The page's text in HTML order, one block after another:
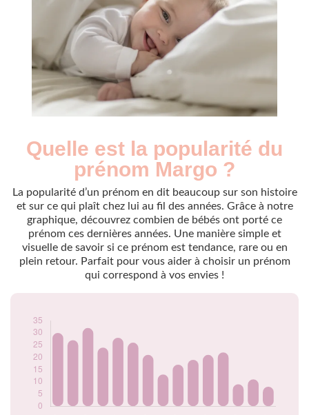
Quelle est la popularité du
prénom Margo ?
La popularité d’un prénom en dit beaucoup sur son histoire
et sur ce qui plaît chez lui au fil des années. Grâce à notre
graphique, découvrez combien de bébés ont porté ce
prénom ces dernières années. Une manière simple et
visuelle de savoir si ce prénom est tendance, rare ou en
plein retour. Parfait pour vous aider à choisir un prénom
qui correspond à vos envies !
Année
Nouveaux-
nés
2010
30
2011
27
2012
32
2013
24
2014
28
2015
26
2019
2020
2021
2022
2023
8